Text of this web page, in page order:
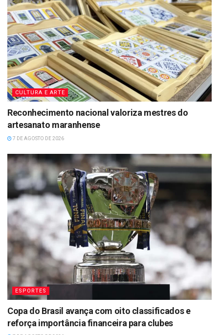
CULTURA E ARTE
Reconhecimento nacional valoriza mestres do
artesanato maranhense
7 DE AGOSTO DE 2026
ESPORTES
Copa do Brasil avança com oito classificados e
reforça importância financeira para clubes